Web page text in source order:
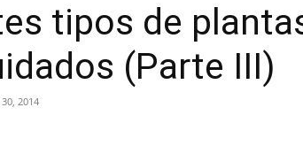
tipos de
(Parte III)
2014